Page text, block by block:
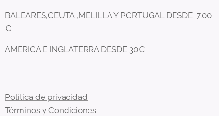
BALEARES,CEUTA ,MELILLA Y PORTUGAL DESDE 7.00
€
AMERICA E INGLATERRA DESDE 30€
Política de privacidad
Términos y Condiciones